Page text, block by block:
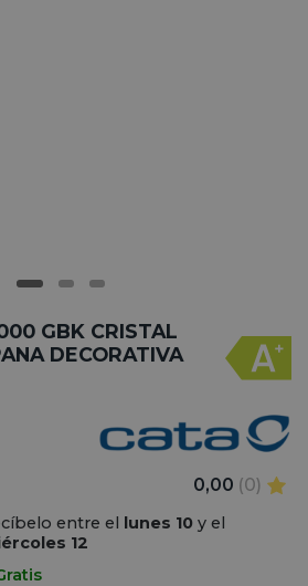
GBK CRISTAL
DECORATIVA
0,00 (0)
entre el lunes 10 y el
12